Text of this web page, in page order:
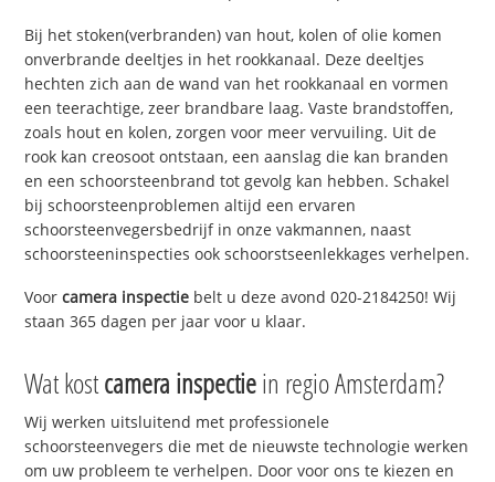
Bij het stoken(verbranden) van hout, kolen of olie komen
onverbrande deeltjes in het rookkanaal. Deze deeltjes
hechten zich aan de wand van het rookkanaal en vormen
een teerachtige, zeer brandbare laag. Vaste brandstoffen,
zoals hout en kolen, zorgen voor meer vervuiling. Uit de
rook kan creosoot ontstaan, een aanslag die kan branden
en een schoorsteenbrand tot gevolg kan hebben. Schakel
bij schoorsteenproblemen altijd een ervaren
schoorsteenvegersbedrijf in onze vakmannen, naast
schoorsteeninspecties ook schoorstseenlekkages verhelpen.
Voorcamera inspectie belt u deze avond 020-2184250! Wij
staan 365 dagen per jaar voor u klaar.
Wat kostcamera inspectiein regio Amsterdam?
Wij werken uitsluitend met professionele
schoorsteenvegers die met de nieuwste technologie werken
om uw probleem te verhelpen. Door voor ons te kiezen en